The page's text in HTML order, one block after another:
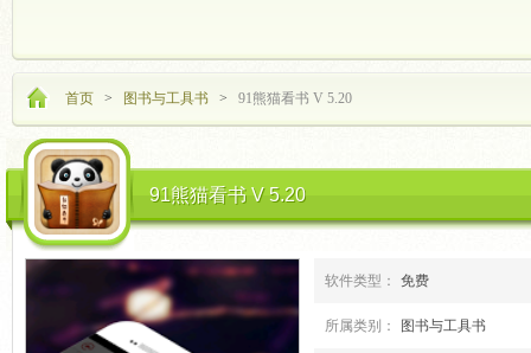
首页 > 图书与工具书 > 91熊猫看书 V 5.20
91熊猫看书 V 5.20
软件类型： 免费
所属类别： 图书与工具书